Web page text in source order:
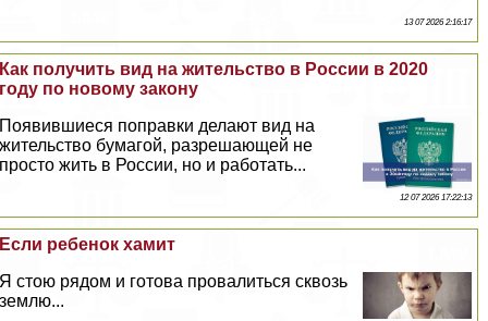
13 07 2026 2:16:17
Как получить вид на жительство в России в 2020
году по новому закону
Появившиеся поправки делают вид на
жительство бумагой, разрешающей не
просто жить в России, но и работать...
12 07 2026 17:22:13
Если ребенок хамит
Я стою рядом и готова провалиться сквозь
землю...